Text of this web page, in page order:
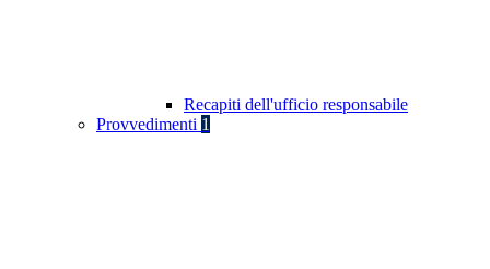
Recapiti dell'ufficio responsabile
Provvedimenti 1